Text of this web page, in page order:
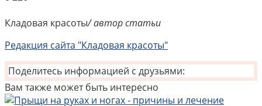
Кладовая красоты/ автор статьи
Редакция сайта "Кладовая красоты"
Поделитесь информацией с друзьями:
Вам также может быть интересно